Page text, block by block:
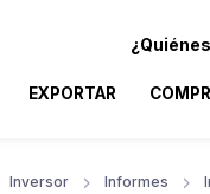
EXPORTAR
Inversor Informes